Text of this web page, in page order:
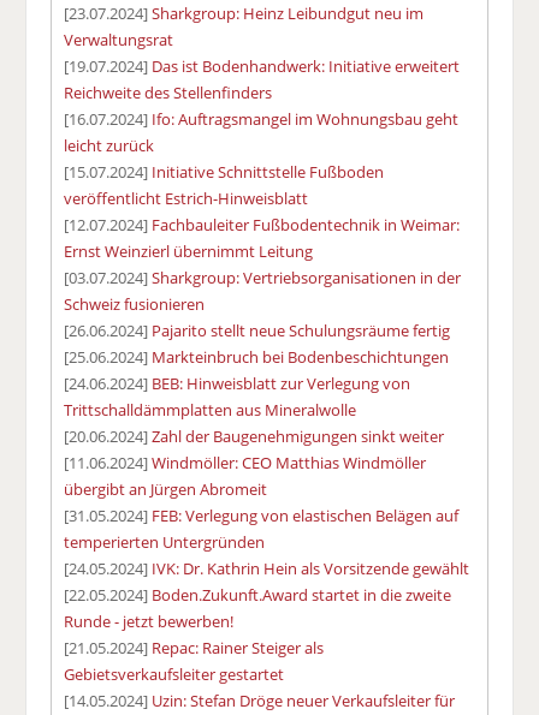
[23.07.2024]Sharkgroup: Heinz Leibundgut neu im
Verwaltungsrat
[19.07.2024] Das ist Bodenhandwerk: Initiative erweitert
Reichweite des Stellenfinders
[16.07.2024] Ifo: Auftragsmangel im Wohnungsbau geht
leicht zurück
[15.07.2024] Initiative Schnittstelle Fußboden
veröffentlicht Estrich-Hinweisblatt
[12.07.2024] Fachbauleiter Fußbodentechnik in Weimar:
Ernst Weinzierl übernimmt Leitung
[03.07.2024]Sharkgroup: Vertriebsorganisationen in der
Schweiz fusionieren
[26.06.2024] Pajarito stellt neue Schulungsräume fertig
[25.06.2024] Markteinbruch bei Bodenbeschichtungen
[24.06.2024] BEB: Hinweisblatt zur Verlegung von
Trittschalldämmplatten aus Mineralwolle
[20.06.2024]Zahl der Baugenehmigungen sinkt weiter
[11.06.2024]Windmöller: CEO Matthias Windmöller
übergibt an Jürgen Abromeit
[31.05.2024] FEB: Verlegung von elastischen Belägen auf
temperierten Untergründen
[24.05.2024] IVK: Dr. Kathrin Hein als Vorsitzende gewählt
[22.05.2024] Boden.Zukunft.Award startet in die zweite
Runde - jetzt bewerben!
[21.05.2024] Repac: Rainer Steiger als
Gebietsverkaufsleiter gestartet
[14.05.2024] Uzin: Stefan Dröge neuer Verkaufsleiter für